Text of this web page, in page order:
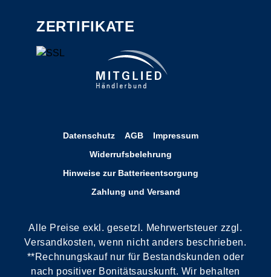
ZERTIFIKATE
Datenschutz AGB
Impressum
Widerrufsbelehrung
Hinweise zur Batterieentsorgung
Zahlung und Versand
Alle Preise exkl. gesetzl. Mehrwertsteuer zzgl.
Versandkosten, wenn nicht anders beschrieben.
**Rechnungskauf nur für Bestandskunden oder
nach positiver Bonitätsauskunft. Wir behalten